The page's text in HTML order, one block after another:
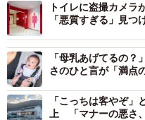
トイレに盗撮カメラ
「悪質すぎる」見
「母乳あげてるの
さのひと言が「満点
「こっちは客やぞ
上 「マナーの悪さ